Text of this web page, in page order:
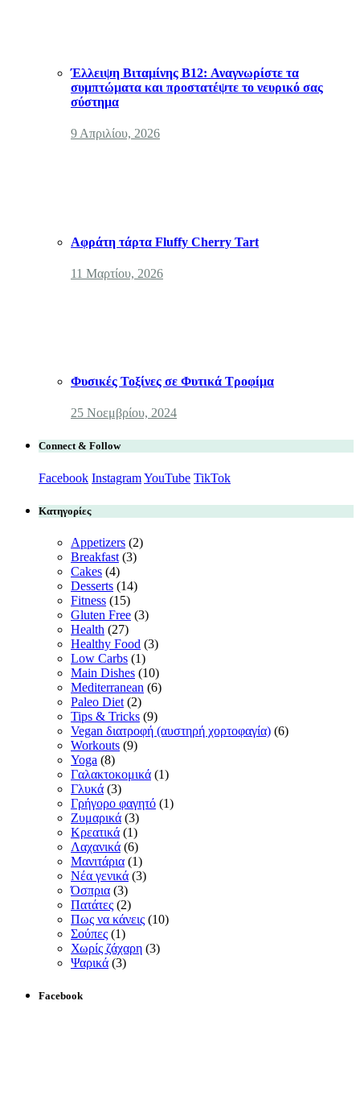
Έλλειψη Βιταμίνης B12: Αναγνωρίστε τα
συμπτώματα και προστατέψτε το νευρικό σας
σύστημα
9 Απριλίου, 2026
Αφράτη τάρτα Fluffy Cherry Tart
11 Μαρτίου, 2026
Φυσικές Τοξίνες σε Φυτικά Τροφίμα
25 Νοεμβρίου, 2024
Connect & Follow
Facebook InstagramYouTube TikTok
Κατηγορίες
Appetizers (2)
Breakfast (3)
Cakes (4)
Desserts (14)
Fitness (15)
Gluten Free (3)
Health (27)
Healthy Food (3)
Low Carbs (1)
Main Dishes (10)
Mediterranean (6)
Paleo Diet (2)
Tips & Tricks (9)
Vegan διατροφή (αυστηρή χορτοφαγία) (6)
Workouts (9)
Yoga (8)
Γαλακτοκομικά (1)
Γλυκά (3)
Γρήγορο φαγητό (1)
Ζυμαρικά (3)
Κρεατικά (1)
Λαχανικά (6)
Μανιτάρια (1)
Νέα γενικά (3)
Όσπρια (3)
Πατάτες (2)
Πως να κάνεις (10)
Σούπες (1)
Χωρίς ζάχαρη (3)
Ψαρικά (3)
Facebook